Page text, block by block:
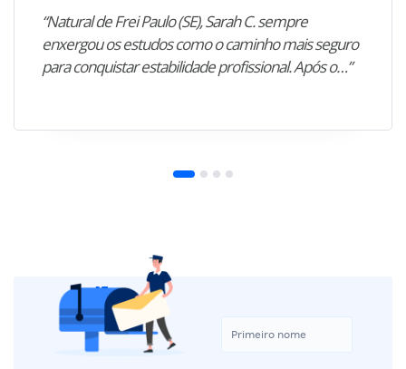
“Natural de Frei Paulo (SE), Sarah C. sempre
enxergou os estudos como o caminho mais seguro
para conquistar estabilidade profissional. Após o…”